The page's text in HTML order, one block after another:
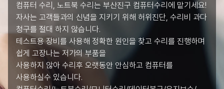
컴퓨터 수리, 노트북 수리는 부산진구 컴퓨터수리에 맡기세요!
자사는 고객들과의 신념을 지키기 위해 허위진단, 수리비 과다
청구를 절대 하지 않습니다.
테스트용 장비를 사용해 정확한 원인을 찾고 수리를 진행하며
쉽게 고장나는 저가의 부품을
사용하지 않아 수리후 오랫동안 안심하고 컴퓨터를
사용하실수 있습니다.